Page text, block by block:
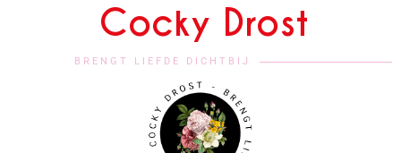
Cocky Drost
BRENGT LIEFDE DICHTBIJ